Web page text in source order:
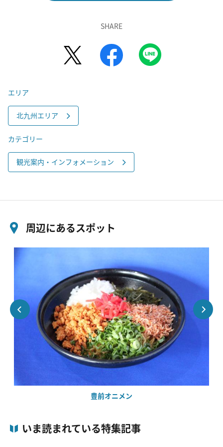
SHARE
エリア
北九州エリア
カテゴリー
観光案内・インフォメーション
周辺にあるスポット
豊前オニメン
いま読まれている特集記事